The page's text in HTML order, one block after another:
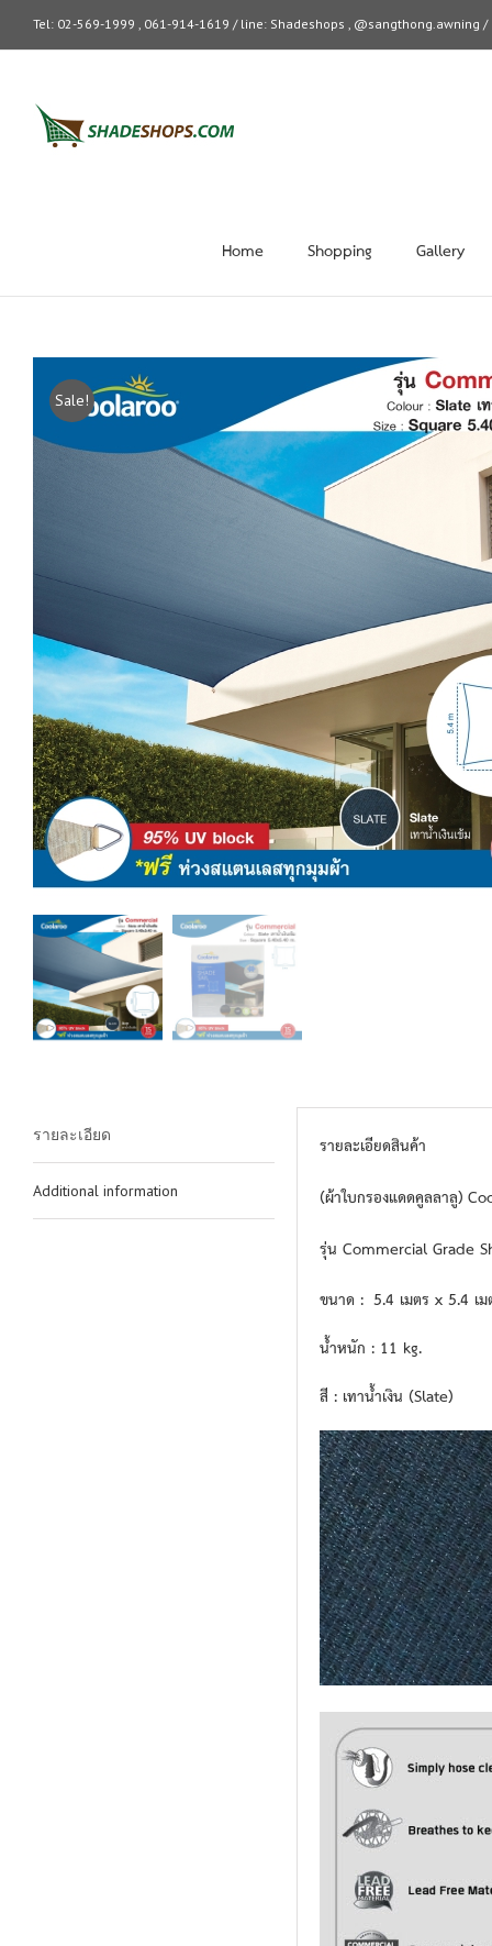
Tel: 02-569-1999 , 061-914-1619 / line: Shadeshops , @sangthong.awning /
Home Shopping Gallery
Sale!
รายละเอียด
Additional information
รายละเอียดสินค้า
(ผ้าใบกรองแดดคูลลาลู)
รุ่น Commercial Grade
ขนาด : 5.4 เมตร x 5.4 เม
น้ำหนัก : 11 kg.
สี : เทาน้ำเงิน (Slate)